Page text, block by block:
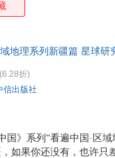
地理系列新疆篇 星球
国》系列“看遍中国·区
如果你还没有，也许
(6.28折)
信出版社